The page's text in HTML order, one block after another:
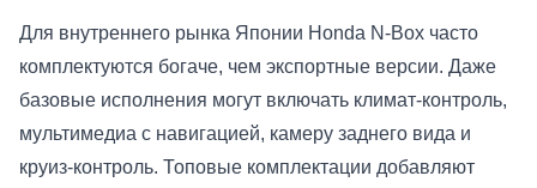
Для внутреннего рынка Японии Honda N-Box часто
комплектуются богаче, чем экспортные версии. Даже
базовые исполнения могут включать климат-контроль,
мультимедиа с навигацией, камеру заднего вида и
круиз-контроль. Топовые комплектации добавляют